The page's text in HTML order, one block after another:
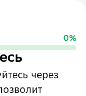
0%
через